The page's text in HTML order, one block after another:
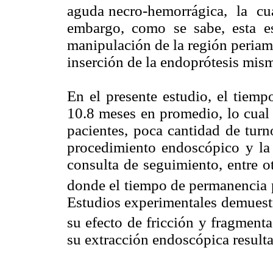
aguda necro-hemorrágica, la
embargo, como se sabe, esta
manipulación de la región
inserción de la endoprótesis
En el presente estudio, el
10.8 meses en promedio, lo
pacientes, poca cantidad de
procedimiento endoscópico y
consulta de seguimiento, entre
donde el tiempo de
Estudios experimentales
su efecto de fricción y
su extracción endoscópica